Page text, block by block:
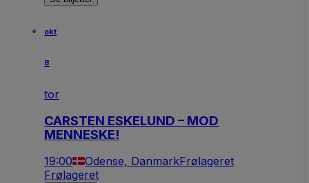
okt
8
tor
CARSTEN ESKELUND – MOD
MENNESKE!
19:00 Odense, DanmarkFrølageret
Frølageret